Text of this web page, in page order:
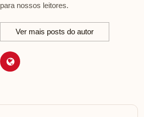
para nossos leitores.
Ver mais posts do autor